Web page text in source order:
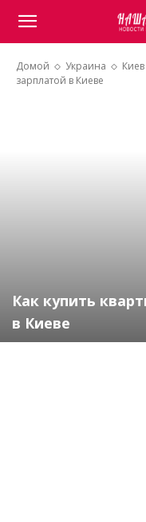
Домой Украина Киев
зарплатой в Киеве
Как купить
в Киеве